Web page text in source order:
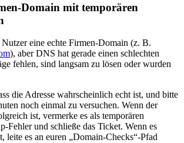
mit temporären
eine echte Firmen‑Domain (z. B.
), aber DNS hat gerade einen schlechten
fehlen, sind langsam zu lösen oder wurden
die Adresse wahrscheinlich echt ist, und bitte
noch einmal zu versuchen. Wenn der
ist, vermerke es als temporären
und schließe das Ticket. Wenn es
leite es an euren „Domain‑Checks“‑Pfad